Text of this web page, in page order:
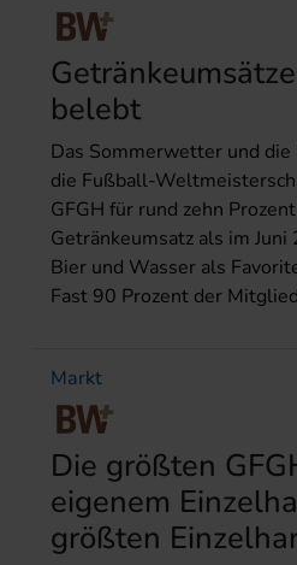
belebt
Das Sommerwetter und
die Fußball-
GFGH für rund zehn
Getränkeumsatz als im
Bier und Wasser als
Fast 90 Prozent der
Markt
Die größten
eigenem
größten